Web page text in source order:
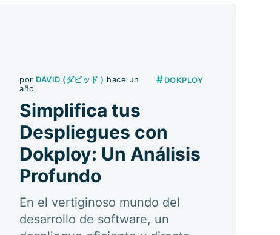
por DAVID (ダビッド ) hace un
año
#DOKPLOY
Simplifica tus
Despliegues con
Dokploy: Un Análisis
Profundo
En el vertiginoso mundo del
desarrollo de software, un